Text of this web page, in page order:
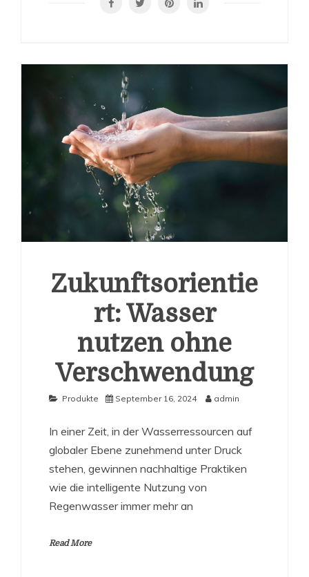
Zukunftsorientie
rt: Wasser
nutzen ohne
Verschwendung
Produkte September 16, 2024 admin
In einer Zeit, in der Wasserressourcen auf
globaler Ebene zunehmend unter Druck
stehen, gewinnen nachhaltige Praktiken
wie die intelligente Nutzung von
Regenwasser immer mehr an
Read More